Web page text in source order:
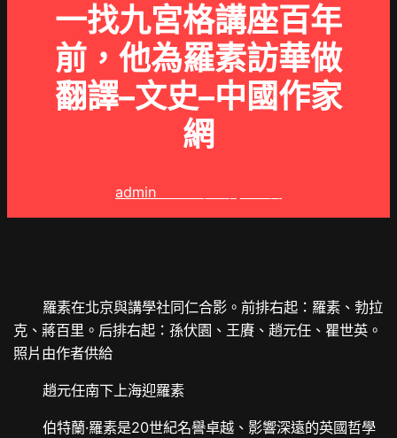
一找九宮格講座百年
前，他為羅素訪華做
翻譯–文史–中國作家
網
admin
羅素在北京與講學社同仁合影。前排右起：羅素、勃拉
克、蔣百里。后排右起：孫伏園、王賡、趙元任、瞿世英。
照片由作者供給
趙元任南下上海迎羅素
伯特蘭·羅素是20世紀名譽卓越、影響深遠的英國哲學